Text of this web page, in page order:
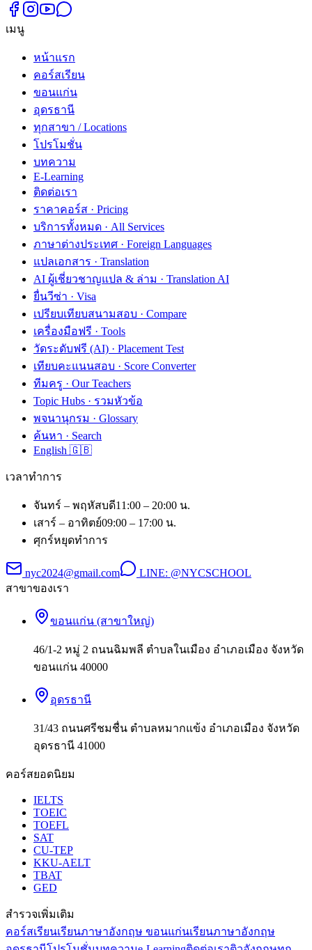
เมนู
หน้าแรก
คอร์สเรียน
ขอนแก่น
อุดรธานี
ทุกสาขา / Locations
โปรโมชั่น
บทความ
E-Learning
ติดต่อเรา
ราคาคอร์ส · Pricing
บริการทั้งหมด · All Services
ภาษาต่างประเทศ · Foreign Languages
แปลเอกสาร · Translation
AI ผู้เชี่ยวชาญแปล & ล่าม · Translation AI
ยื่นวีซ่า · Visa
เปรียบเทียบสนามสอบ · Compare
เครื่องมือฟรี · Tools
วัดระดับฟรี (AI) · Placement Test
เทียบคะแนนสอบ · Score Converter
ทีมครู · Our Teachers
Topic Hubs · รวมหัวข้อ
พจนานุกรม · Glossary
ค้นหา · Search
English 🇬🇧
เวลาทำการ
จันทร์ – พฤหัสบดี11:00 – 20:00 น.
เสาร์ – อาทิตย์09:00 – 17:00 น.
ศุกร์หยุดทำการ
nyc2024@gmail.com LINE: @NYCSCHOOL
สาขาของเรา
ขอนแก่น (สาขาใหญ่)
46/1-2 หมู่ 2 ถนนฉิมพลี ตำบลในเมือง อำเภอเมือง จังหวัด
ขอนแก่น 40000
อุดรธานี
31/43 ถนนศรีชมชื่น ตำบลหมากแข้ง อำเภอเมือง จังหวัด
อุดรธานี 41000
คอร์สยอดนิยม
IELTS
TOEIC
TOEFL
SAT
CU-TEP
KKU-AELT
TBAT
GED
สำรวจเพิ่มเติม
คอร์สเรียนเรียนภาษาอังกฤษ ขอนแก่นเรียนภาษาอังกฤษ